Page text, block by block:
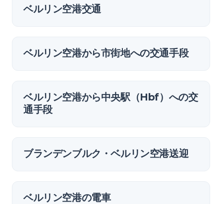
ベルリン空港交通
ベルリン空港から市街地への交通手段
ベルリン空港から中央駅（Hbf）への交
通手段
ブランデンブルク・ベルリン空港送迎
ベルリン空港の電車